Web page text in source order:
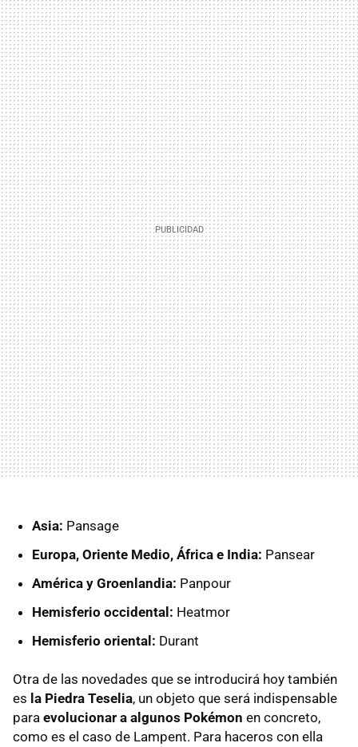
Asia: Pansage
Europa, Oriente Medio, África e India: Pansear
América y Groenlandia: Panpour
Hemisferio occidental: Heatmor
Hemisferio oriental: Durant
Otra de las novedades que se introducirá hoy también
es la Piedra Teselia, un objeto que será indispensable
para evolucionar a algunos Pokémon en concreto,
como es el caso de Lampent. Para haceros con ella